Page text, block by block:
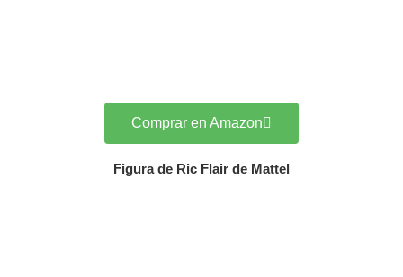
Comprar en Amazon
Figura de Ric Flair de Mattel